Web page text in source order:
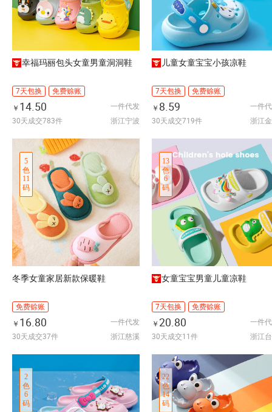
幸福玛丽包头女童男童洞洞鞋
7天包换
免费赊账
￥ 14.50
一件代发
30天成交783件
浙江宁波
儿童女童宝宝小孩凉鞋
7天包换
免费赊账
￥ 8.59
一件
30天成交719件
浙江
5
色
11
码
冬季女童家居新款保暖鞋
免费赊账
￥ 16.80
一件代发
30天成交37件
浙江慈溪
13
色
6
码
女童宝宝男童儿童凉鞋
7天包换
免费赊账
￥ 20.80
一件
30天成交11件
浙江
2
色
6
码
22
色
14
码